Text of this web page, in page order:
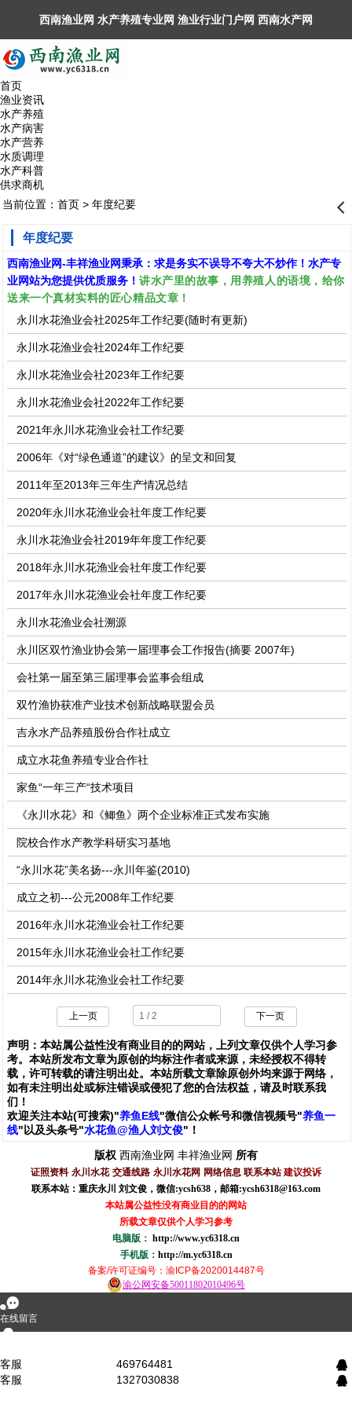
西南渔业网 水产养殖专业网 渔业行业门户网 ​西南水产网
丰祥渔业网 永川水花网，欢迎光临！
首页
渔业资讯
水产养殖
水产病害
水产营养
水质调理
水产科普
供求商机
当前位置： 首页> 年度纪要 󰊒
年度纪要
西南渔业网-丰祥渔业网秉承：求是务实不误导不夸大不炒作！水产专
业网站为您提供优质服务！ 讲水产里的故事，用养殖人的语境，给你
送来一个真材实料的匠心精品文章！
永川水花渔业会社2025年工作纪要(随时有更新)
永川水花渔业会社2024年工作纪要
永川水花渔业会社2023年工作纪要
永川水花渔业会社2022年工作纪要
2021年永川水花渔业会社工作纪要
2006年《对“绿色通道”的建议》的呈文和回复
2011年至2013年三年生产情况总结
2020年永川水花渔业会社年度工作纪要
永川水花渔业会社2019年年度工作纪要
2018年永川水花渔业会社年度工作纪要
2017年永川水花渔业会社年度工作纪要
永川水花渔业会社溯源
永川区双竹渔业协会第一届理事会工作报告(摘要 2007年)
会社第一届至第三届理事会监事会组成
双竹渔协获准产业技术创新战略联盟会员
吉永水产品养殖股份合作社成立
成立水花鱼养殖专业合作社
家鱼“一年三产“技术项目
《永川水花》和《鲫鱼》两个企业标准正式发布实施
院校合作水产教学科研实习基地
“永川水花”美名扬---永川年鉴(2010)
成立之初---公元2008年工作纪要
2016年永川水花渔业会社工作纪要
2015年永川水花渔业会社工作纪要
2014年永川水花渔业会社工作纪要
上一页 下一页
声明： 本站属公益性没有商业目的的网站，上列文章仅供个人学习参
考。本站所发布文章为原创的均标注作者或来源，未经授权不得转
载，许可转载的请注明出处。本站所载文章除原创外均来源于网络，
如有未注明出处或标注错误或侵犯了您的合法权益，请及时联系我
们 ！
欢迎关注本站(可搜索)"养鱼E线"微信公众帐号和微信视频号"养鱼一
线"以及头条号"水花鱼@渔人刘文俊"！
版权 西南渔业网 丰祥渔业网 所有
证照资料 永川水花 交通线路 永川水花网 网络信息 联系本站 建议投诉
联系本站：重庆永川 刘文俊， 微信:ycsh638 ， 邮箱:ycsh6318@163.com
本站属公益性没有商业目的的网站
所载文章仅供个人学习参考
电脑版： http://www.yc6318.cn
手机版： http://m.yc6318.cn
备案/许可证编号：渝ICP备2020014487号
渝公网安备50011802010496号
󰂮
在线留言
󰇇
客服 469764481
󰇇
客服
1327030838 󰇇